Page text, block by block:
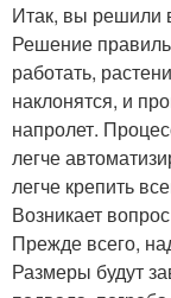
Итак, вы решили
Решение
работать,
наклонятся, и
напролет.
легче
легче крепить
Возникает
Прежде всего,
Размеры будут